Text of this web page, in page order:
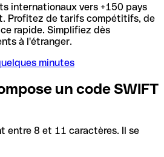
internationaux vers +150 pays
Profitez de tarifs compétitifs, de
rapide. Simplifiez dès
à l'étranger.
minutes
un code SWIFT
entre 8 et 11 caractères. Il se